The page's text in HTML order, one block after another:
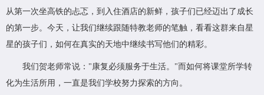
从第一次坐高铁的忐忑，到入住酒店的新鲜，孩子们已经迈出了成长
的第一步。今天，让我们继续跟随特教老师的笔触，看看这群来自星
星的孩子们，如何在真实的天地中继续书写他们的精彩。
我们贺老师常说："康复必须服务于生活。"而如何将课堂所学转
化为生活所用，一直是我们学校努力探索的方向。